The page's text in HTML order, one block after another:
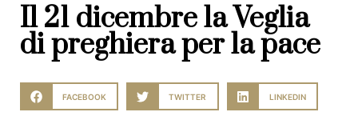
Il 21 dicembre la Veglia
di preghiera per la pace
FACEBOOK TWITTER LINKEDIN